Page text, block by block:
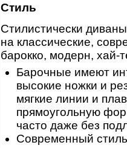
Стиль
Стилистически
на классические,
барокко, модерн, хай-
Барочные имеют
высокие ножки и
мягкие линии и
прямоугольную
часто даже без
Современный